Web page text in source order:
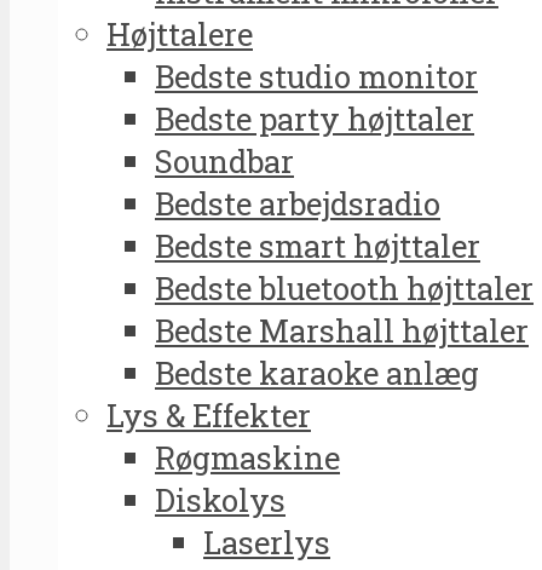
Højttalere
Bedste studio monitor
Bedste party højttaler
Soundbar
Bedste arbejdsradio
Bedste smart højttaler
Bedste bluetooth højttaler
Bedste Marshall højttaler
Bedste karaoke anlæg
Lys & Effekter
Røgmaskine
Diskolys
Laserlys